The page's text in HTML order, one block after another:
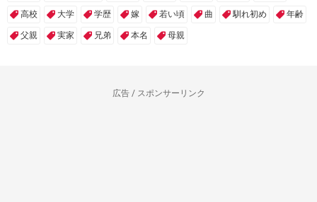
高校 大学 学歴 嫁 若い頃 曲 馴れ初め 年齢
父親 実家 兄弟 本名 母親
広告 / スポンサーリンク